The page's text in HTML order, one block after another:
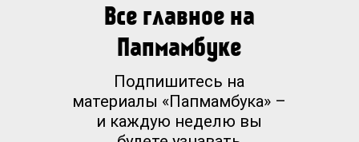
Все главное на
Папмамбуке
Подпишитесь на
материалы «Папмамбука» –
и каждую неделю вы